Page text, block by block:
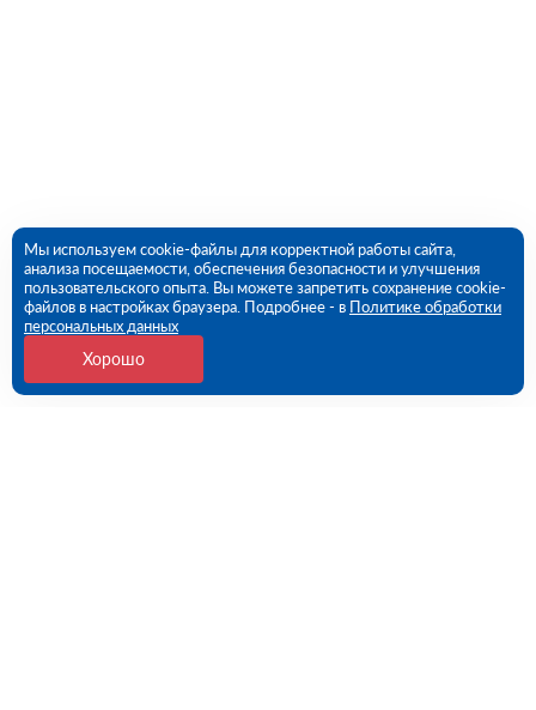
Мы используем cookie-файлы для корректной работы сайта,
анализа посещаемости, обеспечения безопасности и улучшения
пользовательского опыта. Вы можете запретить сохранение cookie-
файлов в настройках браузера. Подробнее - в Политике обработки
персональных данных
Хорошо